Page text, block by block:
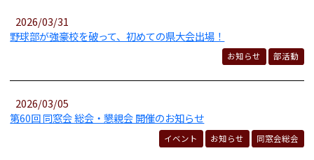
2026/03/31
野球部が強豪校を破って、初めての県大会出場！
お知らせ 部活動
2026/03/05
第60回 同窓会 総会・懇親会 開催のお知らせ
イベント お知らせ 同窓会総会